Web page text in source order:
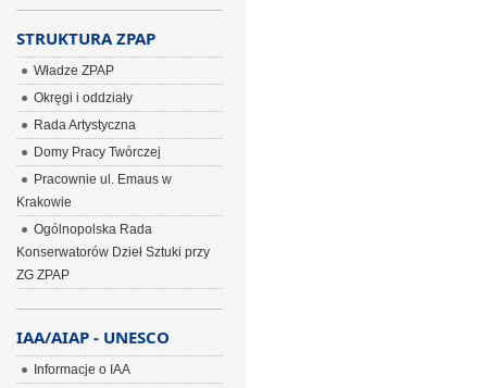
STRUKTURA ZPAP
Władze ZPAP
Okręgi i oddziały
Rada Artystyczna
Domy Pracy Twórczej
Pracownie ul. Emaus w
Krakowie
Ogólnopolska Rada
Konserwatorów Dzieł Sztuki przy
ZG ZPAP
IAA/AIAP - UNESCO
Informacje o IAA